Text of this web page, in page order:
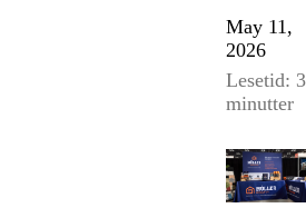
May 11,
2026
Lesetid: 3
minutter